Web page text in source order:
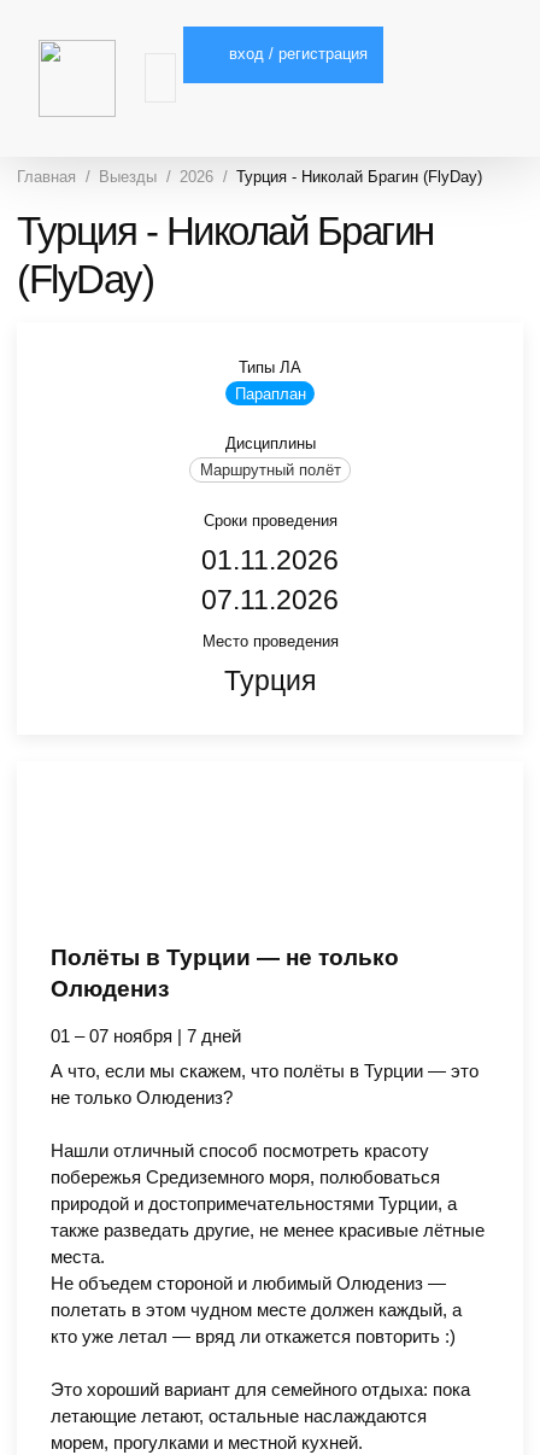
вход / регистрация
Главная Выезды 2026 Турция - Николай Брагин (FlyDay)
Турция - Николай Брагин
(FlyDay)
Типы ЛА
Параплан
Дисциплины
Маршрутный полёт
Сроки проведения
01.11.2026
07.11.2026
Место проведения
Турция
Полёты в Турции — не только
Олюдениз
01 – 07 ноября | 7 дней
А что, если мы скажем, что полёты в Турции — это
не только Олюдениз?
Нашли отличный способ посмотреть красоту
побережья Средиземного моря, полюбоваться
природой и достопримечательностями Турции, а
также разведать другие, не менее красивые лётные
места.
Не объедем стороной и любимый Олюдениз —
полетать в этом чудном месте должен каждый, а
кто уже летал — вряд ли откажется повторить :)
Это хороший вариант для семейного отдыха: пока
летающие летают, остальные наслаждаются
морем, прогулками и местной кухней.